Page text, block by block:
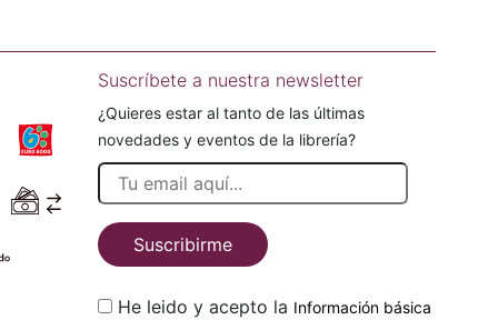
Suscríbete a nuestra newsletter
¿Quieres estar al tanto de las últimas
novedades y eventos de la librería?
Suscribirme
He leido y acepto la Información básica